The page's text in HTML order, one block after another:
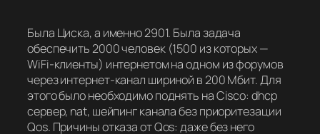
Была Циска, а именно 2901. Была задача
обеспечить 2000 человек (1500 из которых —
WiFi-клиенты) интернетом на одном из форумов
через интернет-канал шириной в 200 Мбит. Для
этого было необходимо поднять на Cisco: dhcp
сервер, nat, шейпинг канала без приоритезации
Qos. Причины отказа от Qos: даже без него